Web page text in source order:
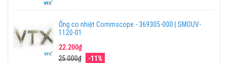
Ống co nhiệt Commscope - 369305-000 | SMOUV-
1120-01
22.200₫
25.000₫
-11%